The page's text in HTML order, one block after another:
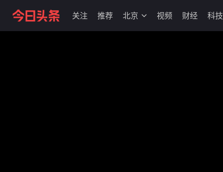
关注 推荐 北京 视频 财经 科技